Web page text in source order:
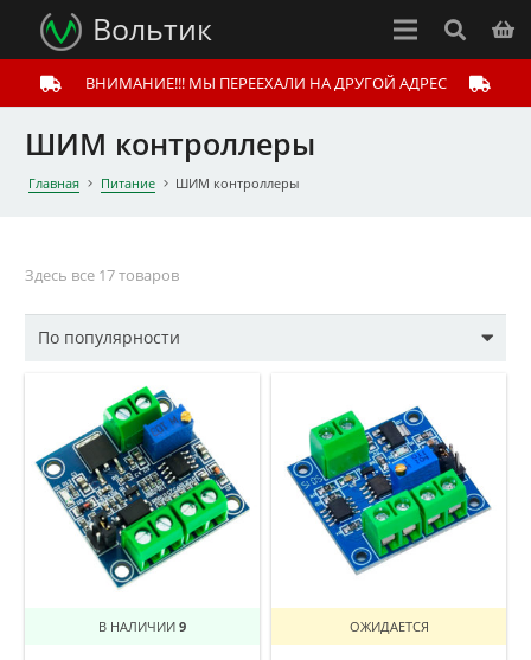
Вольтик
ВНИМАНИЕ!!! МЫ ПЕРЕЕХАЛИ НА ДРУГОЙ АДРЕС
ШИМ контроллеры
Главная Питание ШИМ контроллеры
Здесь все 17 товаров
В НАЛИЧИИ 9 ОЖИДАЕТСЯ